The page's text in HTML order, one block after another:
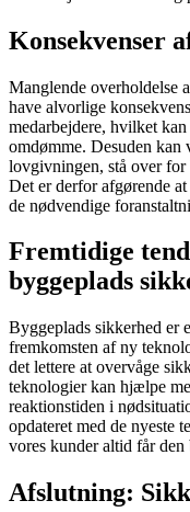
Konsekvenser
Manglende overholdelse
have alvorlige
medarbejdere, hvilket
omdømme. Desuden kan
lovgivningen, stå over for
Det er derfor afgørende
de nødvendige
Fremtidige
byggeplads
Byggeplads sikkerhed er
fremkomsten af ny
det lettere at overvåge
teknologier kan hjælpe
reaktionstiden i
opdateret med de nyeste
vores kunder altid får den
Afslutning: